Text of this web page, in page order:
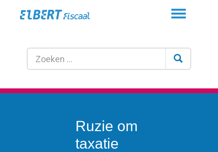
Toggle
Ruzie om
taxatie